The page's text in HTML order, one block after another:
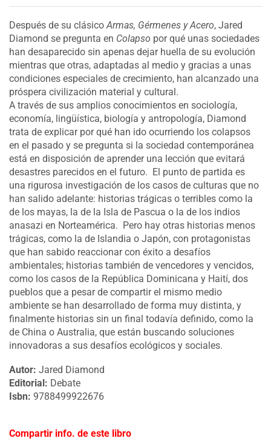
Después de su clásico Armas, Gérmenes y Acero, Jared
Diamond se pregunta en Colapso por qué unas sociedades
han desaparecido sin apenas dejar huella de su evolución
mientras que otras, adaptadas al medio y gracias a unas
condiciones especiales de crecimiento, han alcanzado una
próspera civilización material y cultural.
A través de sus amplios conocimientos en sociología,
economía, lingüística, biología y antropología, Diamond
trata de explicar por qué han ido ocurriendo los colapsos
en el pasado y se pregunta si la sociedad contemporánea
está en disposición de aprender una lección que evitará
desastres parecidos en el futuro. El punto de partida es
una rigurosa investigación de los casos de culturas que no
han salido adelante: historias trágicas o terribles como la
de los mayas, la de la Isla de Pascua o la de los indios
anasazi en Norteamérica. Pero hay otras historias menos
trágicas, como la de Islandia o Japón, con protagonistas
que han sabido reaccionar con éxito a desafíos
ambientales; historias también de vencedores y vencidos,
como los casos de la República Dominicana y Haití, dos
pueblos que a pesar de compartir el mismo medio
ambiente se han desarrollado de forma muy distinta, y
finalmente historias sin un final todavía definido, como la
de China o Australia, que están buscando soluciones
innovadoras a sus desafíos ecológicos y sociales.
Autor: Jared Diamond
Editorial: Debate
Isbn: 9788499922676
Compartir info. de este libro